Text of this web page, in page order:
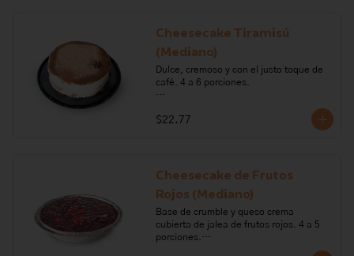
soya
Cheesecake Tiramisú
(Mediano)
Dulce, cremoso y con el justo toque de
café. 4 a 6 porciones.
Ingredientes: azúcar, crema de leche,
gelatina sin sabor, queso crema, sal,
huevo, mantequilla, harina, polvo para
huevo, gluten, soya
$22.77
Cheesecake de Frutos
Rojos (Mediano)
Base de crumble y queso crema
cubierta de jalea de frutos rojos. 4 a 5
porciones.